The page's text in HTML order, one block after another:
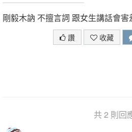
剛毅木訥 不擅言詞 跟女生講話會害
讚 收藏
共 2 則回